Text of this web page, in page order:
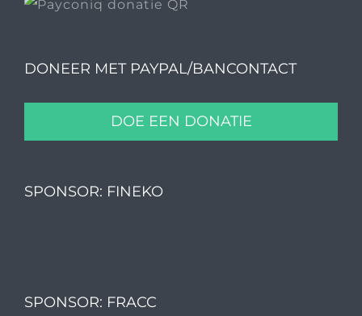
DONEER MET PAYPAL/BANCONTACT
DOE EEN DONATIE
SPONSOR: FINEKO
SPONSOR: FRACC